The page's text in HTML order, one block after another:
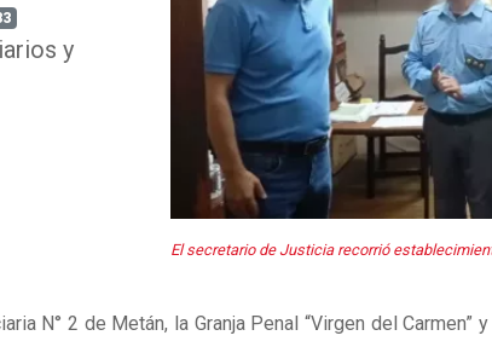
y
El secretario de Justicia recorrió
N° 2 de Metán, la Granja Penal “Virgen del